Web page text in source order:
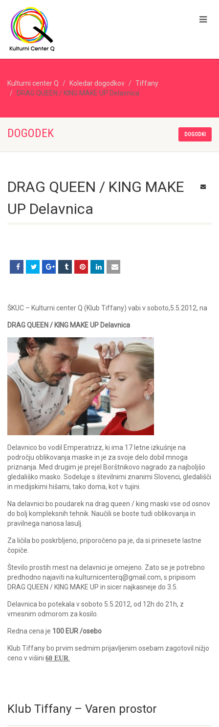
Kulturni center Q Koledar dogodkov
Tiffany
DRAG QUEEN / KING MAKE UP Delavnica
DOGODEK DOGODKI
DRAG QUEEN / KING MAKE
UP Delavnica
ŠKUC – Kulturni center Q (Klub Tiffany) vabi v soboto,5.5.2012, na
DRAG QUEEN / KING MAKE UP Delavnica
Delavnico bo vodil Emperatrizz, ki ima 17 letne izkušnje na
področju oblikovanja maske in je za svoje delo dobil mnoga
priznanja. Med drugim je prejel Borštnikovo nagrado za najboljšo
gledališko masko. Sodeluje s številnimi znanimi Slovenci, gledališči
in medijskimi hišami, tako doma, kot v tujini.
Na delavnici bo poudarek na drag queen / king maski vse od osnov
do bolj kompleksnih tehnik. Naučili se boste tudi oblikovanja in
pravilnega nanosa lasulj.
Za ličila bo poskrbljeno, priporočeno pa je, da si prinesete lastne
čopiče.
Število prostih mest na delavnici je omejeno. Zato se je potrebno
predhodno najaviti na kulturnicenterq@gmail.com, s pripisom
DRAG QUEEN / KING MAKE UP in sicer najkasneje do 3.5.
Delavnica bo potekala v soboto 5.5.2012, od 12h do 21h, z
vmesnim odmorom za kosilo.
Redna cena je 100 EUR /osebo
Klub Tiffany bo prvim sedmim prijavljenim osebam zagotovil nižjo
ceno v višini 60 EUR
Klub Tiffany – Varen prostor